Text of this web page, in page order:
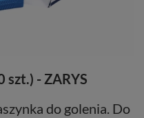
szt.) - ZARYS
do golenia. Do